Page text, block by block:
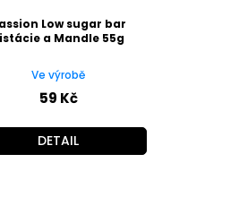
Low sugar bar
a Mandle 55g
Ve výrobě
59 Kč
DETAIL